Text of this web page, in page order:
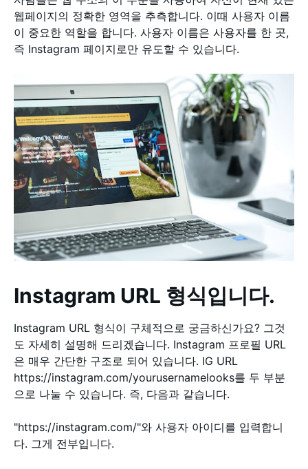
웹페이지의 정확한 영역을 추측합니다. 이때 사용자 이름
이 중요한 역할을 합니다. 사용자 이름은 사용자를 한 곳,
즉 Instagram 페이지로만 유도할 수 있습니다.
Instagram URL 형식입니다.
Instagram URL 형식이 구체적으로 궁금하신가요? 그것
도 자세히 설명해 드리겠습니다. Instagram 프로필 URL
은 매우 간단한 구조로 되어 있습니다. IG URL
https://instagram.com/yourusernamelooks를 두 부분
으로 나눌 수 있습니다. 즉, 다음과 같습니다.
"https://instagram.com/"와 사용자 아이디를 입력합니
다. 그게 전부입니다.